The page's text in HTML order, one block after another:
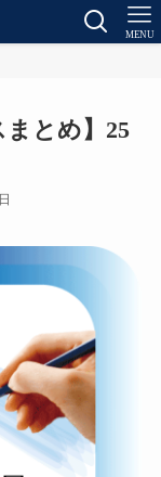
MENU
まとめ】25